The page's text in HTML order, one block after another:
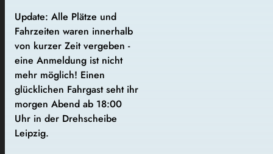
Update: Alle Plätze und
Fahrzeiten waren innerhalb
von kurzer Zeit vergeben -
eine Anmeldung ist nicht
mehr möglich! Einen
glücklichen Fahrgast seht ihr
morgen Abend ab 18:00
Uhr in der Drehscheibe
Leipzig.